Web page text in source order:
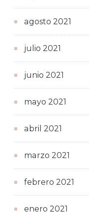
agosto 2021
julio 2021
junio 2021
mayo 2021
abril 2021
marzo 2021
febrero 2021
enero 2021